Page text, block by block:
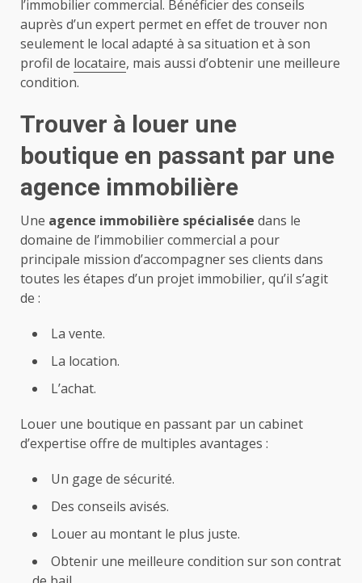
l’immobilier commercial. Bénéficier des conseils
auprès d’un expert permet en effet de trouver non
seulement le local adapté à sa situation et à son
profil de locataire, mais aussi d’obtenir une meilleure
condition.
Trouver à louer une
boutique en passant par une
agence immobilière
Une agence immobilière spécialisée dans le
domaine de l’immobilier commercial a pour
principale mission d’accompagner ses clients dans
toutes les étapes d’un projet immobilier, qu’il s’agit
de :
La vente.
La location.
L’achat.
Louer une boutique en passant par un cabinet
d’expertise offre de multiples avantages :
Un gage de sécurité.
Des conseils avisés.
Louer au montant le plus juste.
Obtenir une meilleure condition sur son contrat